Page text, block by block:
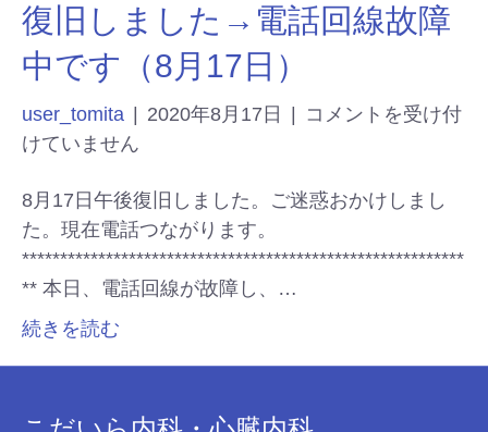
復旧しました→電話回線故障
中です（8月17日）
user_tomita 2020年8月17日
コメントを受け付
けていません
8月17日午後復旧しました。ご迷惑おかけしまし
た。現在電話つながります。
**********************************************************
** 本日、電話回線が故障し、…
続きを読む